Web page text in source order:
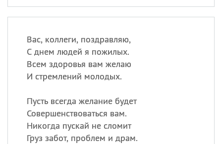
Вас, коллеги, поздравляю,
С днем людей я пожилых.
Всем здоровья вам желаю
И стремлений молодых.
Пусть всегда желание будет
Совершенствоваться вам.
Никогда пускай не сломит
Груз забот, проблем и драм.